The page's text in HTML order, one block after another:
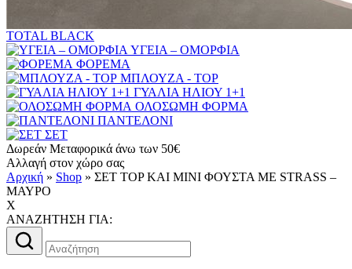
TOTAL BLACK
ΥΓΕΙΑ – ΟΜΟΡΦΙΑ
ΦΟΡΕΜΑ
ΜΠΛΟΥΖΑ - TOP
ΓΥΑΛΙΑ ΗΛΙΟΥ 1+1
ΟΛΟΣΩΜΗ ΦΟΡΜΑ
ΠΑΝΤΕΛΟΝΙ
ΣΕΤ
Δωρεάν Μεταφορικά άνω των 50€
Αλλαγή στον χώρο σας
Αρχική » Shop » ΣΕΤ TOP ΚΑΙ ΜΙΝΙ ΦΟΥΣΤΑ ΜΕ STRASS –
ΜΑΥΡΟ
X
AΝΑΖΗΤΗΣΗ ΓΙΑ:
Αναζήτηση
για: